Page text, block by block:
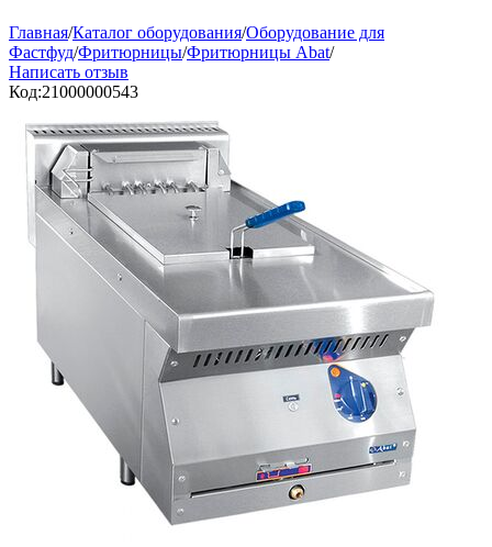
Главная/Каталог оборудования/Оборудование для
Фастфуд/Фритюрницы/Фритюрницы Abat/
Написать отзыв
Код:21000000543